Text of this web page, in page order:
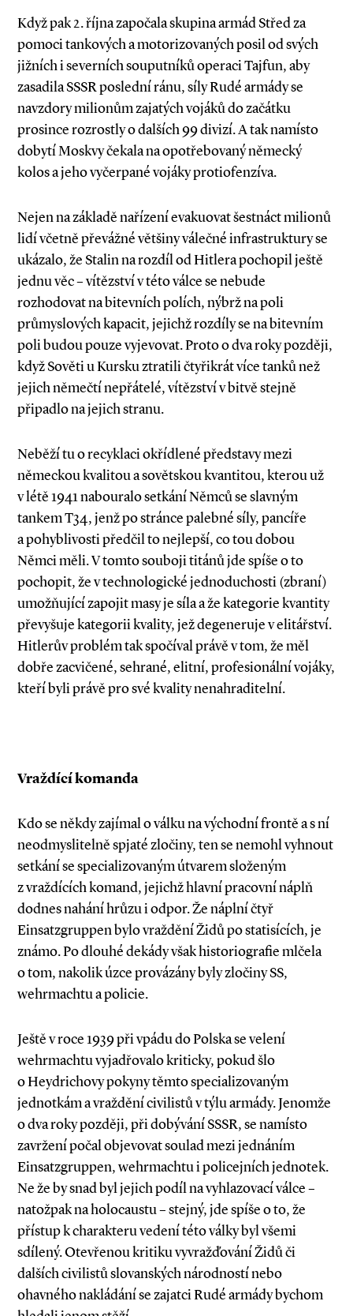
Když pak 2. října započala skupina armád Střed za
pomoci tankových a motorizovaných posil od svých
jižních i severních souputníků operaci Tajfun, aby
zasadila SSSR poslední ránu, síly Rudé armády se
navzdory milionům zajatých vojáků do začátku
prosince rozrostly o dalších 99 divizí. A tak namísto
dobytí Moskvy čekala na opotřebovaný německý
kolos a jeho vyčerpané vojáky protiofenzíva.
Nejen na základě nařízení evakuovat šestnáct milionů
lidí včetně převážné většiny válečné infrastruktury se
ukázalo, že Stalin na rozdíl od Hitlera pochopil ještě
jednu věc – vítězství v této válce se nebude
rozhodovat na bitevních polích, nýbrž na poli
průmyslových kapacit, jejichž rozdíly se na bitevním
poli budou pouze vyjevovat. Proto o dva roky později,
když Sověti u Kursku ztratili čtyřikrát více tanků než
jejich němečtí nepřátelé, vítězství v bitvě stejně
připadlo na jejich stranu.
Neběží tu o recyklaci okřídlené představy mezi
německou kvalitou a sovětskou kvantitou, kterou už
v létě 1941 nabouralo setkání Němců se slavným
tankem T34, jenž po stránce palebné síly, pancíře
a pohyblivosti předčil to nejlepší, co tou dobou
Němci měli. V tomto souboji titánů jde spíše o to
pochopit, že v technologické jednoduchosti (zbraní)
umožňující zapojit masy je síla a že kategorie kvantity
převyšuje kategorii kvality, jež degeneruje v elitářství.
Hitlerův problém tak spočíval právě v tom, že měl
dobře zacvičené, sehrané, elitní, profesionální vojáky,
kteří byli právě pro své kvality nenahraditelní.
Vraždící komanda
Kdo se někdy zajímal o válku na východní frontě a s ní
neodmyslitelně spjaté zločiny, ten se nemohl vyhnout
setkání se specializovaným útvarem složeným
z vraždících komand, jejichž hlavní pracovní náplň
dodnes nahání hrůzu i odpor. Že náplní čtyř
Einsatzgruppen bylo vraždění Židů po statisících, je
známo. Po dlouhé dekády však historiografie mlčela
o tom, nakolik úzce provázány byly zločiny SS,
wehrmachtu a policie.
Ještě v roce 1939 při vpádu do Polska se velení
wehrmachtu vyjadřovalo kriticky, pokud šlo
o Heydrichovy pokyny těmto specializovaným
jednotkám a vraždění civilistů v týlu armády. Jenomže
o dva roky později, při dobývání SSSR, se namísto
zavržení počal objevovat soulad mezi jednáním
Einsatzgruppen, wehrmachtu i policejních jednotek.
Ne že by snad byl jejich podíl na vyhlazovací válce –
natožpak na holocaustu – stejný, jde spíše o to, že
přístup k charakteru vedení této války byl všemi
sdílený. Otevřenou kritiku vyvražďování Židů či
dalších civilistů slovanských národností nebo
ohavného nakládání se zajatci Rudé armády bychom